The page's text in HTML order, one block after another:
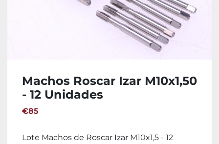
Machos Roscar Izar M10x1,50
- 12 Unidades
€85
Lote Machos de Roscar Izar M10x1,5 - 12